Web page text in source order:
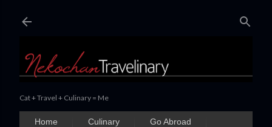
Cat + Travel + Culinary = Me
Home Culinary Go Abroad